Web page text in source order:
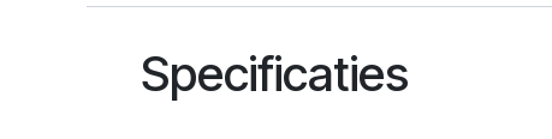
Specificaties